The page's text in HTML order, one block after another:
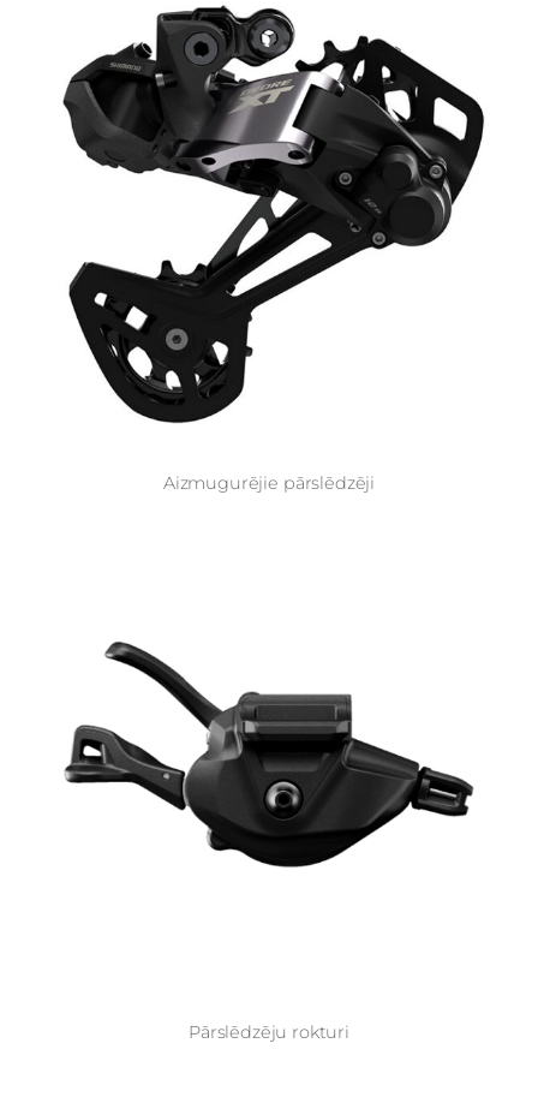
Aizmugurējie pārslēdzēji
Pārslēdzēju rokturi